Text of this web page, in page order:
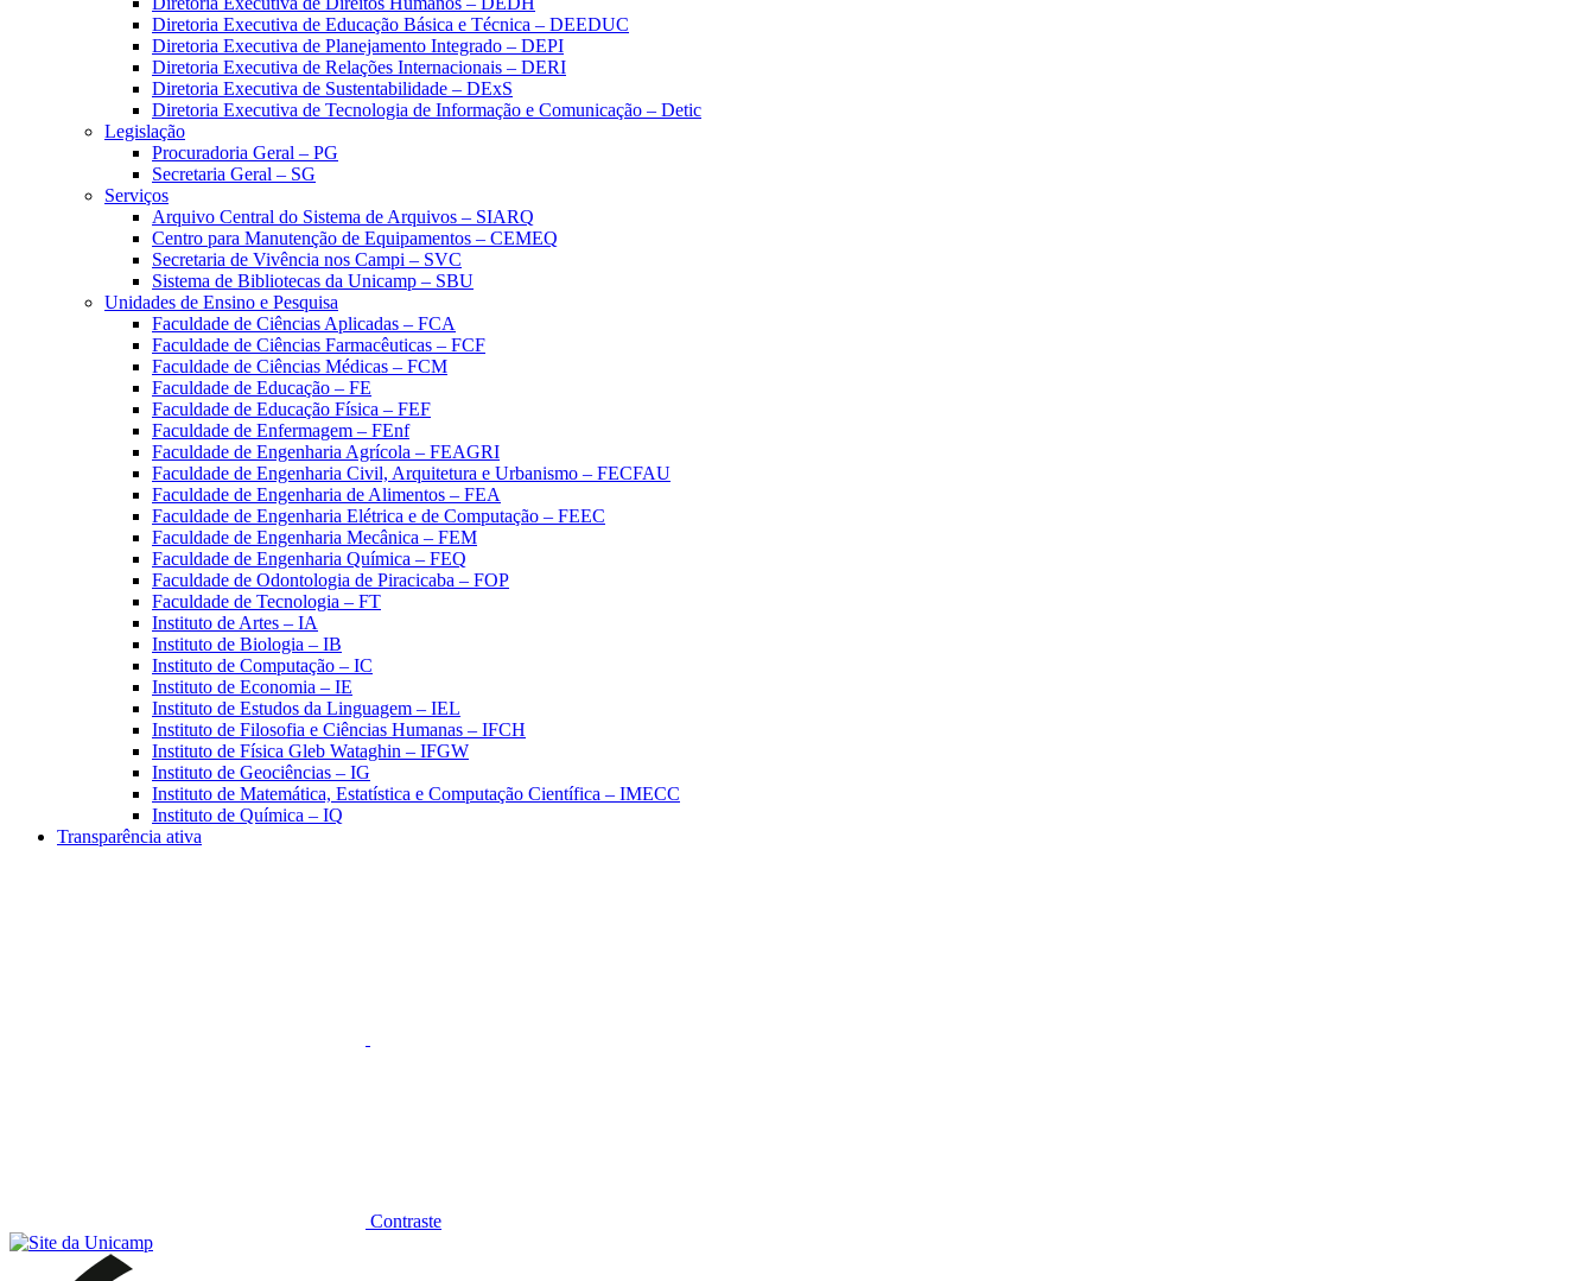
Diretoria Executiva de Educação Básica e Técnica – DEEDUC
Diretoria Executiva de Planejamento Integrado – DEPI
Diretoria Executiva de Relações Internacionais – DERI
Diretoria Executiva de Sustentabilidade – DExS
Diretoria Executiva de Tecnologia de Informação e Comunicação – Detic
Legislação
Procuradoria Geral – PG
Secretaria Geral – SG
Serviços
Arquivo Central do Sistema de Arquivos – SIARQ
Centro para Manutenção de Equipamentos – CEMEQ
Secretaria de Vivência nos Campi – SVC
Sistema de Bibliotecas da Unicamp – SBU
Unidades de Ensino e Pesquisa
Faculdade de Ciências Aplicadas – FCA
Faculdade de Ciências Farmacêuticas – FCF
Faculdade de Ciências Médicas – FCM
Faculdade de Educação – FE
Faculdade de Educação Física – FEF
Faculdade de Enfermagem – FEnf
Faculdade de Engenharia Agrícola – FEAGRI
Faculdade de Engenharia Civil, Arquitetura e Urbanismo – FECFAU
Faculdade de Engenharia de Alimentos – FEA
Faculdade de Engenharia Elétrica e de Computação – FEEC
Faculdade de Engenharia Mecânica – FEM
Faculdade de Engenharia Química – FEQ
Faculdade de Odontologia de Piracicaba – FOP
Faculdade de Tecnologia – FT
Instituto de Artes – IA
Instituto de Biologia – IB
Instituto de Computação – IC
Instituto de Economia – IE
Instituto de Estudos da Linguagem – IEL
Instituto de Filosofia e Ciências Humanas – IFCH
Instituto de Física Gleb Wataghin – IFGW
Instituto de Geociências – IG
Instituto de Matemática, Estatística e Computação Científica – IMECC
Instituto de Química – IQ
Transparência ativa
Contraste